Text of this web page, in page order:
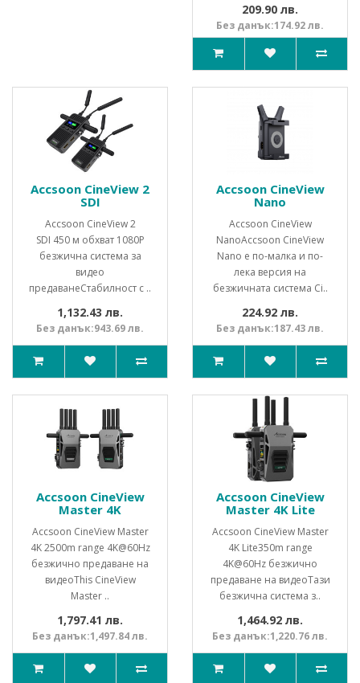
209.90 лв.
Без данък:174.92 лв.
Accsoon CineView 2
SDI
Accsoon CineView 2
SDI 450 м обхват 1080P
безжична система за
видео
предаванеСтабилност с ..
1,132.43 лв.
Без данък:943.69 лв.
Accsoon CineView
Nano
Accsoon CineView
NanoAccsoon CineView
Nano е по-малка и по-
лека версия на
безжичната система Ci..
224.92 лв.
Без данък:187.43 лв.
Accsoon CineView
Master 4K
Accsoon CineView Master
4K 2500m range 4K@60Hz
безжично предаване на
видеоThis CineView
Master ..
1,797.41 лв.
Без данък:1,497.84 лв.
Accsoon CineView
Master 4K Lite
Accsoon CineView Master
4K Lite350m range
4K@60Hz безжично
предаване на видеоТази
безжична система з..
1,464.92 лв.
Без данък:1,220.76 лв.